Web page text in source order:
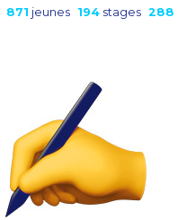
871 jeunes 194 stages 288